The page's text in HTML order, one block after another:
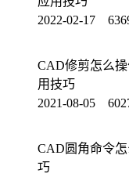
2022-02-17
CAD修剪怎么
用技巧
2021-08-05
CAD圆角命令
巧